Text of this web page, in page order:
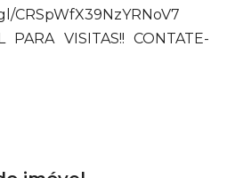
CRSpWfX39NzYRNoV7
PARA VISITAS!! CONTATE-